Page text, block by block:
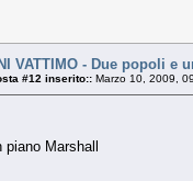
VATTIMO - Due popoli e
#12 inserito:: Marzo 10, 2009,
piano Marshall